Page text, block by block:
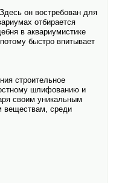
он востребован для
отбирается
в аквариумистике
быстро впитывает
строительное
шлифованию и
своим уникальным
веществам, среди